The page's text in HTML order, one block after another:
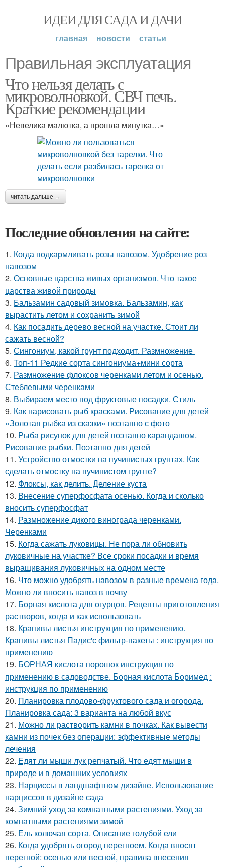
ИДЕИ ДЛЯ САДА И ДАЧИ
главная новости статьи
Правильная эксплуатация
Что нельзя делать с
микроволновкой. СВЧ печь.
Краткие рекомендации
«Невелика малютка, а прошла минутка…»
читать дальше →
Последние обновления на сайте:
1. Когда подкармливать розы навозом. Удобрение роз
навозом
2. Основные царства живых организмов. Что такое
царства живой природы
3. Бальзамин садовый зимовка. Бальзамин, как
вырастить летом и сохранить зимой
4. Как посадить дерево весной на участке. Стоит ли
сажать весной?
5. Сингониум, какой грунт подходит. Размножение
6. Топ-11 Редкие сорта сингониума+мини сорта
7. Размножение флоксов черенками летом и осенью.
Стеблевыми черенками
8. Выбираем место под фруктовые посадки. Стиль
9. Как нарисовать рыб красками. Рисование для детей
«Золотая рыбка из сказки» поэтапно с фото
10. Рыба рисунок для детей поэтапно карандашом.
Рисование рыбки. Поэтапно для детей
11. Устройство отмостки на пучинистых грунтах. Как
сделать отмостку на пучинистом грунте?
12. Флоксы, как делить. Деление куста
13. Внесение суперфосфата осенью. Когда и сколько
вносить суперфосфат
14. Размножение дикого винограда черенками.
Черенками
15. Когда сажать луковицы. Не пора ли обновить
луковичные на участке? Все сроки посадки и время
выращивания луковичных на одном месте
16. Что можно удобрять навозом в разные времена года.
Можно ли вносить навоз в почву
17. Борная кислота для огурцов. Рецепты приготовления
растворов, когда и как использовать
18. Крапивы листья инструкция по применению.
Крапивы листья Падис'с фильтр-пакеты : инструкция по
применению
19. БОРНАЯ кислота порошок инструкция по
применению в садоводстве. Борная кислота Боримед :
инструкция по применению
20. Планировка плодово-фруктового сада и огорода.
Планировка сада: 3 варианта на любой вкус
21. Можно ли растворить камни в почках. Как вывести
камни из почек без операции: эффективные методы
лечения
22. Едят ли мыши лук репчатый. Что едят мыши в
природе и в домашних условиях
23. Нарциссы в ландшафтном дизайне. Использование
нарциссов в дизайне сада
24. Зимний уход за комнатными растениями. Уход за
комнатными растениями зимой
25. Ель колючая сорта. Описание голубой ели
26. Когда удобрять огород перегноем. Когда вносят
перегной: осенью или весной, правила внесения